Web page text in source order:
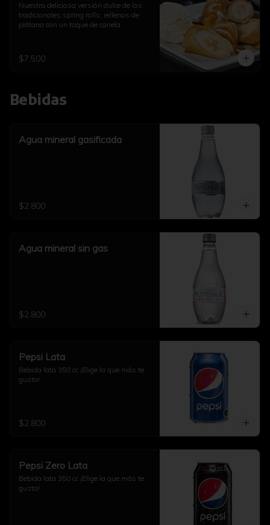
Nuestra deliciosa versión dulce de los
tradicionales spring rolls, rellenos de
plátano con un toque de canela
$7.500
Bebidas
Agua mineral gasificada
$2.800
Agua mineral sin gas
$2.800
Pepsi Lata
Bebida lata 350 cc ¡Elige la que más te
gusta!
$2.800
Pepsi Zero Lata
Bebida lata 350 cc ¡Elige la que más te
gusta!